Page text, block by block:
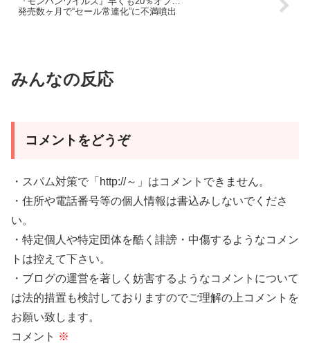
発売数ヶ月で“セール常連化”に不満噴出
みんなの反応
コメントをどうぞ
・スパム対策で「http://～」はコメントできません。
・住所や電話番号等の個人情報は書込みしないでくださ
い。
・特定個人や特定団体を酷く誹謗・中傷するようなコメン
トは控えて下さい。
・ブログの運営を著しく妨害するようなコメントについて
は法的措置も検討しておりますのでご理解の上コメントを
お願い致します。
コメント ※